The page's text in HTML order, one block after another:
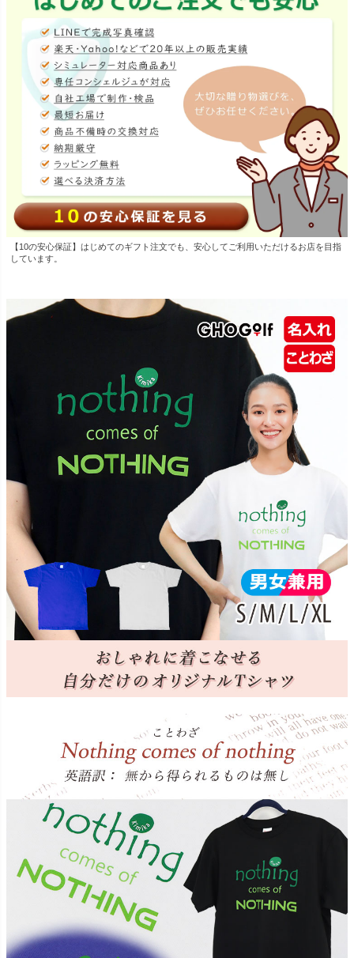
【10の安心保証】はじめてのギフト注文でも、安心してご利用いただけるお店を目指
しています。